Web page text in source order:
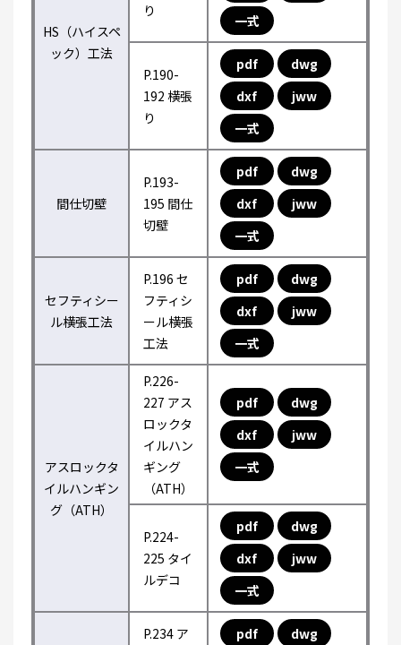
HS（ハイスペ
ック）工法
り
一式
P.190-
192 横張
り
pdf
dwg
dxf
jww
一式
間仕切壁
P.193-
195 間仕
切壁
pdf
dwg
dxf
jww
一式
セフティシー
ル横張工法
P.196 セ
フティシ
ール横張
工法
pdf
dwg
dxf
jww
一式
アスロックタ
イルハンギン
グ（ATH）
P.226-
227 アス
ロックタ
イルハン
ギング
（ATH）
pdf
dwg
dxf
jww
一式
P.224-
225 タイ
ルデコ
pdf
dwg
dxf
jww
一式
P.234 ア
pdf
dwg